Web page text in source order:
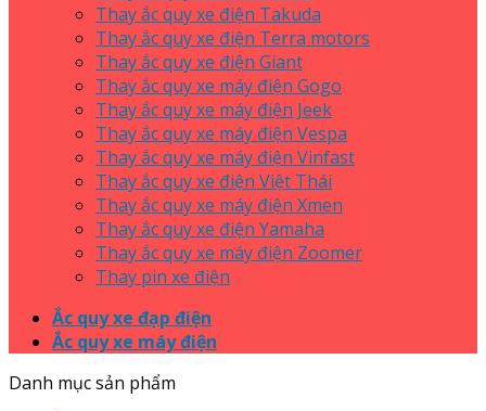
Thay ắc quy xe điện Takuda
Thay ắc quy xe điện Terra motors
Thay ắc quy xe điện Giant
Thay ắc quy xe máy điện Gogo
Thay ắc quy xe máy điện Jeek
Thay ắc quy xe máy điện Vespa
Thay ắc quy xe máy điện Vinfast
Thay ắc quy xe điện Việt Thái
Thay ắc quy xe máy điện Xmen
Thay ắc quy xe điện Yamaha
Thay ắc quy xe máy điện Zoomer
Thay pin xe điện
Ắc quy xe đạp điện
Ắc quy xe máy điện
Danh mục sản phẩm